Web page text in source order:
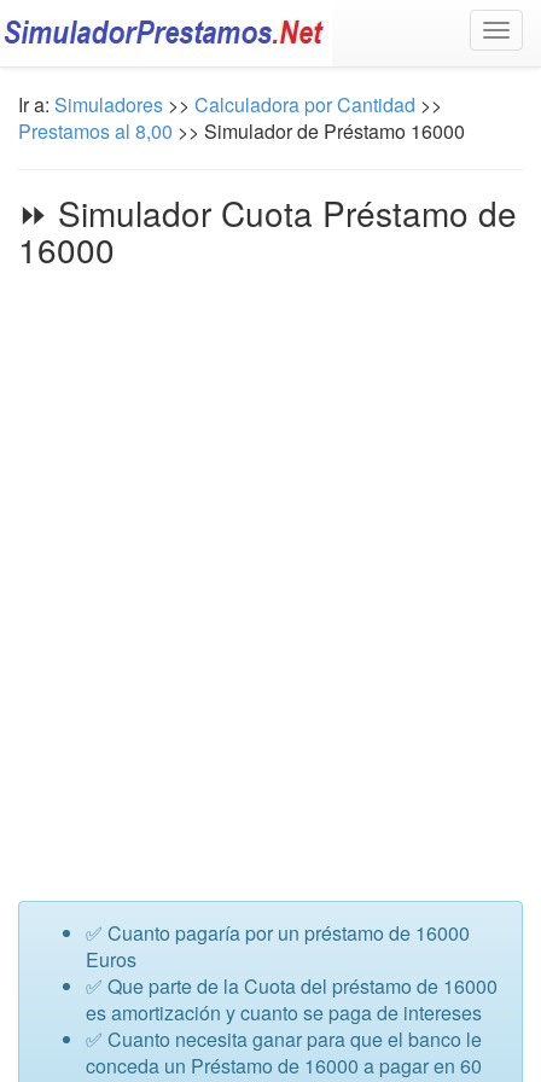
Ir a: Simuladores >> Calculadora por Cantidad >>
Prestamos al 8,00 >> Simulador de Préstamo 16000
⏩ Simulador Cuota Préstamo de
16000
✅ Cuanto pagaría por un préstamo de 16000
Euros
✅ Que parte de la Cuota del préstamo de 16000
es amortización y cuanto se paga de intereses
✅ Cuanto necesita ganar para que el banco le
conceda un Préstamo de 16000 a pagar en 60